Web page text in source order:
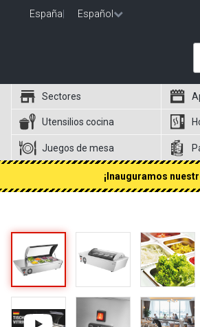
España Español
Sectores
Utensilios cocina
Juegos de mesa
¡Inauguramos